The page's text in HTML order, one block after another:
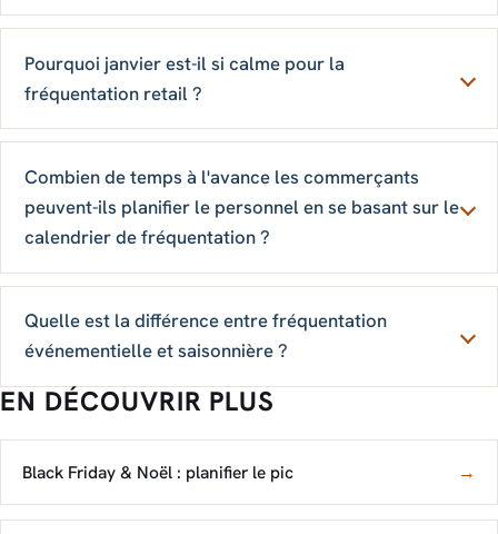
Pourquoi janvier est-il si calme pour la
fréquentation retail ?
Combien de temps à l'avance les commerçants
peuvent-ils planifier le personnel en se basant sur le
calendrier de fréquentation ?
Quelle est la différence entre fréquentation
événementielle et saisonnière ?
EN DÉCOUVRIR PLUS
Black Friday & Noël : planifier le pic →